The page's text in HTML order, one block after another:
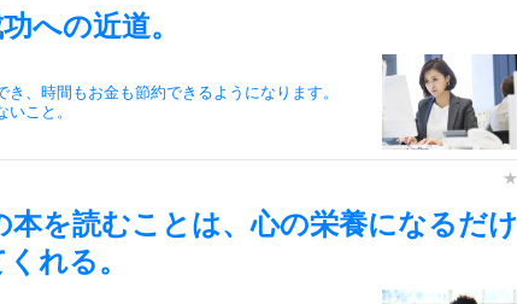
への近道。
、時間もお金も節約できるようになります。
こと。
を読むことは、心の栄養になるだけ
れる。